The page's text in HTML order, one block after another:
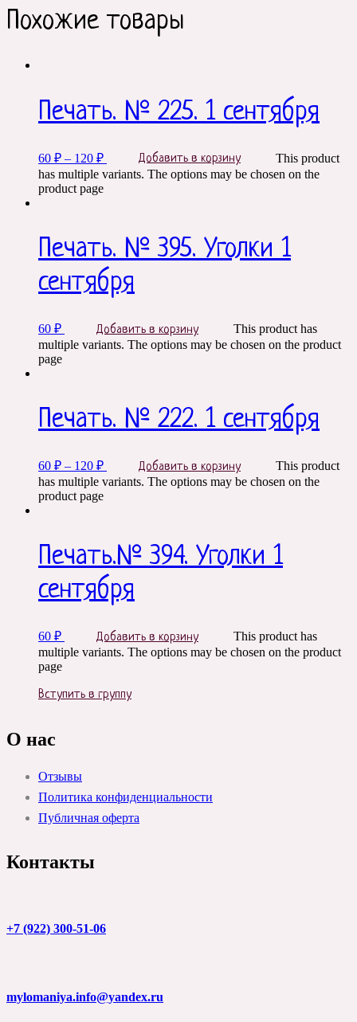
Похожие товары
Печать. № 225. 1 сентября
60 ₽ – 120 ₽ Добавить в корзину
This product
has multiple variants. The options may be chosen on the
product page
Печать. № 395. Уголки 1
сентября
60 ₽ Добавить в корзину
This product has
multiple variants. The options may be chosen on the product
page
Печать. № 222. 1 сентября
60 ₽ – 120 ₽ Добавить в корзину
This product
has multiple variants. The options may be chosen on the
product page
Печать.№ 394. Уголки 1
сентября
60 ₽ Добавить в корзину
This product has
multiple variants. The options may be chosen on the product
page
Вступить в группу
О нас
Отзывы
Политика конфиденциальности
Публичная оферта
Контакты
+7 (922) 300-51-06
mylomaniya.info@yandex.ru